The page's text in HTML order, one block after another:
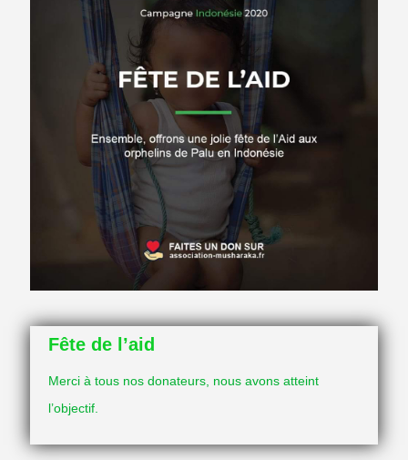
Fête de l’aid
Merci à tous nos donateurs, nous avons atteint
l’objectif.